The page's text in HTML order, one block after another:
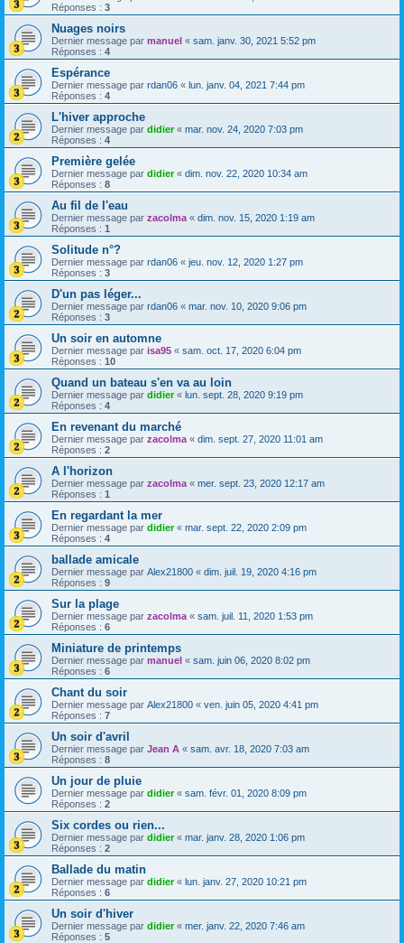
Réponses : 3
Nuages noirs
Dernier message par manuel « sam. janv. 30, 2021 5:52 pm
Réponses : 4
Espérance
Dernier message par rdan06 « lun. janv. 04, 2021 7:44 pm
Réponses : 4
L'hiver approche
Dernier message par didier« mar. nov. 24, 2020 7:03 pm
Réponses : 4
Première gelée
Dernier message par didier« dim. nov. 22, 2020 10:34 am
Réponses : 8
Au fil de l'eau
Dernier message par zacolma « dim. nov. 15, 2020 1:19 am
Réponses : 1
Solitude n°?
Dernier message par rdan06 « jeu. nov. 12, 2020 1:27 pm
Réponses : 3
D'un pas léger...
Dernier message par rdan06 « mar. nov. 10, 2020 9:06 pm
Réponses : 3
Un soir en automne
Dernier message par isa95 « sam. oct. 17, 2020 6:04 pm
Réponses : 10
Quand un bateau s'en va au loin
Dernier message par didier« lun. sept. 28, 2020 9:19 pm
Réponses : 4
En revenant du marché
Dernier message par zacolma « dim. sept. 27, 2020 11:01 am
Réponses : 2
A l'horizon
Dernier message par zacolma « mer. sept. 23, 2020 12:17 am
Réponses : 1
En regardant la mer
Dernier message par didier« mar. sept. 22, 2020 2:09 pm
Réponses : 4
ballade amicale
Dernier message par Alex21800 « dim. juil. 19, 2020 4:16 pm
Réponses : 9
Sur la plage
Dernier message par zacolma « sam. juil. 11, 2020 1:53 pm
Réponses : 6
Miniature de printemps
Dernier message par manuel « sam. juin 06, 2020 8:02 pm
Réponses : 6
Chant du soir
Dernier message par Alex21800 « ven. juin 05, 2020 4:41 pm
Réponses : 7
Un soir d'avril
Dernier message par Jean A « sam. avr. 18, 2020 7:03 am
Réponses : 8
Un jour de pluie
Dernier message par didier« sam. févr. 01, 2020 8:09 pm
Réponses : 2
Six cordes ou rien...
Dernier message par didier« mar. janv. 28, 2020 1:06 pm
Réponses : 2
Ballade du matin
Dernier message par didier« lun. janv. 27, 2020 10:21 pm
Réponses : 6
Un soir d'hiver
Dernier message par didier« mer. janv. 22, 2020 7:46 am
Réponses : 5